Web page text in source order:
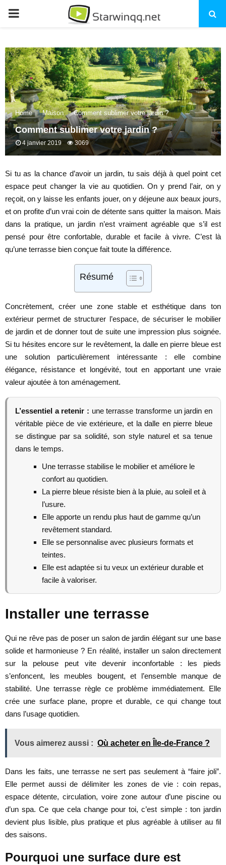
PRIMARY
Home Maison Comment sublimer votre jardin ?
Comment sublimer votre jardin ?
4 janvier 2019 3069
Si tu as la chance d’avoir un jardin, tu sais déjà à quel point cet
espace peut changer la vie au quotidien. On y prend l’air, on y
reçoit, on y laisse les enfants jouer, on y déjeune aux beaux jours,
et on profite d’un vrai coin de détente sans quitter la maison. Mais
dans la pratique, un jardin n’est vraiment agréable que s’il est
pensé pour être confortable, durable et facile à vivre. C’est là
qu’une terrasse bien conçue fait toute la différence.
Résumé
Concrètement, créer une zone stable et esthétique dans ton
extérieur permet de structurer l’espace, de sécuriser le mobilier
de jardin et de donner tout de suite une impression plus soignée.
Si tu hésites encore sur le revêtement, la dalle en pierre bleue est
une solution particulièrement intéressante : elle combine
élégance, résistance et longévité, tout en apportant une vraie
valeur ajoutée à ton aménagement.
L’essentiel a retenir : une terrasse transforme un jardin en
véritable pièce de vie extérieure, et la dalle en pierre bleue
se distingue par sa solidité, son style naturel et sa tenue
dans le temps.
Une terrasse stabilise le mobilier et améliore le
confort au quotidien.
La pierre bleue résiste bien à la pluie, au soleil et à
l’usure.
Elle apporte un rendu plus haut de gamme qu’un
revêtement standard.
Elle se personnalise avec plusieurs formats et
teintes.
Elle est adaptée si tu veux un extérieur durable et
facile à valoriser.
Installer une terrasse
Qui ne rêve pas de poser un salon de jardin élégant sur une base
solide et harmonieuse ? En réalité, installer un salon directement
sur la pelouse peut vite devenir inconfortable : les pieds
s’enfoncent, les meubles bougent, et l’ensemble manque de
stabilité. Une terrasse règle ce problème immédiatement. Elle
crée une surface plane, propre et durable, ce qui change tout
dans l’usage quotidien.
Vous aimerez aussi : Où acheter en Île-de-France ?
Dans les faits, une terrasse ne sert pas seulement à “faire joli”.
Elle permet aussi de délimiter les zones de vie : coin repas,
espace détente, circulation, voire zone autour d’une piscine ou
d’un spa. Ce que cela change pour toi, c’est simple : ton jardin
devient plus lisible, plus pratique et plus agréable à utiliser au fil
des saisons.
Pourquoi une surface dure est